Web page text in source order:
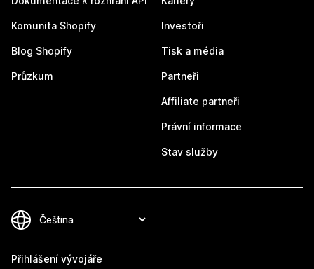
Komunita Shopify
Blog Shopify
Průzkum
Investoři
Tisk a média
Partneři
Affiliate partneři
Právní informace
Stav služby
Přihlášení vývojáře